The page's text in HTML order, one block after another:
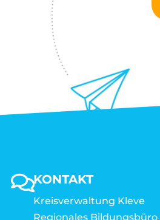
KONTAKT
Kreisverwaltung Kleve
Regionales Bildungsbüro